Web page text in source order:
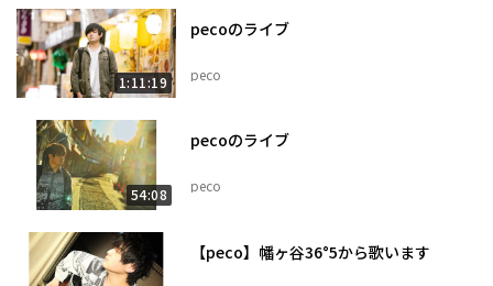
1:11:19
pecoのライブ
peco
54:08
pecoのライブ
peco
【peco】幡ヶ谷36°5から歌います